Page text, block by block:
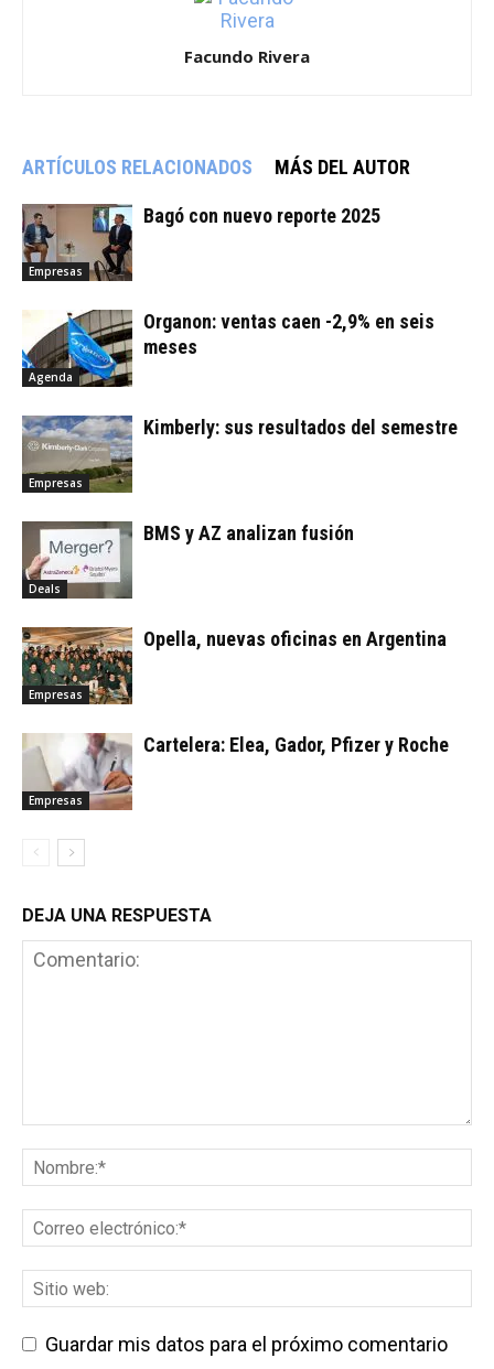
Facundo Rivera
ARTÍCULOS RELACIONADOS MÁS DEL AUTOR
Empresas
Bagó con nuevo reporte 2025
Agenda
Organon: ventas caen -2,9% en seis
meses
Empresas
Kimberly: sus resultados del semestre
Deals
BMS y AZ analizan fusión
Empresas
Opella, nuevas oficinas en Argentina
Empresas
Cartelera: Elea, Gador, Pfizer y Roche
DEJA UNA RESPUESTA
Guardar mis datos para el próximo comentario